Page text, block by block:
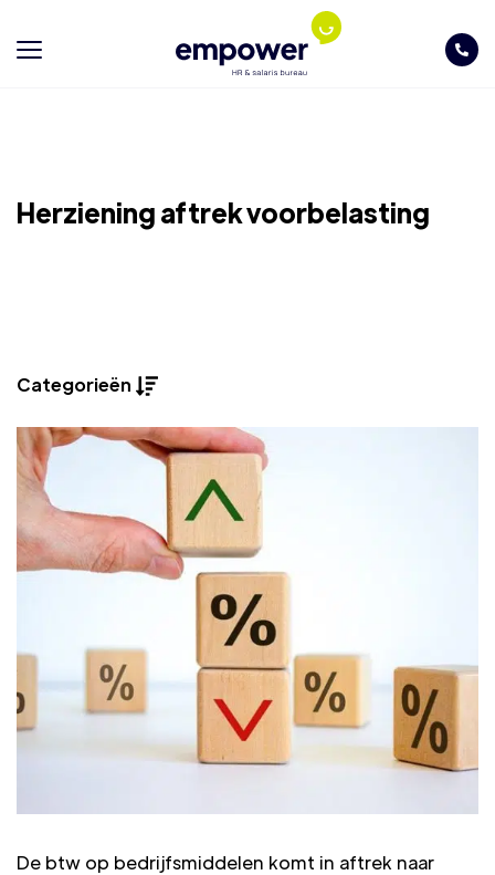
Herziening aftrek voorbelasting
Categorieën
De btw op bedrijfsmiddelen komt in aftrek naar